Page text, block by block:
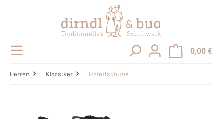
0,00 €
Herren Klassiker Haferlschuhe